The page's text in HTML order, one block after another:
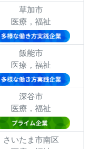
草加市
医療，福祉
飯能市
医療，福祉
深谷市
医療，福祉
さいたま市南区